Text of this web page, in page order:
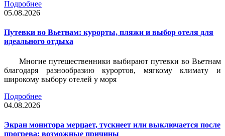
Подробнее
05.08.2026
Путевки во Вьетнам: курорты, пляжи и выбор отеля для
идеального отдыха
Многие путешественники выбирают путевки во Вьетнам
благодаря разнообразию курортов, мягкому климату и
широкому выбору отелей у моря
Подробнее
04.08.2026
Экран монитора мерцает, тускнеет или выключается после
прогрева: возможные причины